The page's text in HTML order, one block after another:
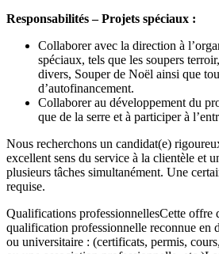
Responsabilités – Projets spéciaux :
Collaborer avec la direction à
spéciaux, tels que les soupers
divers, Souper de Noël ainsi que
d’autofinancement.
Collaborer au développement du
que de la serre et à participer à
Nous recherchons un candidat(e)
excellent sens du service à la clientèle et
plusieurs tâches simultanément. Une
requise.
Qualifications professionnellesCette offre
qualification professionnelle reconnue en
ou universitaire : (certificats, permis,